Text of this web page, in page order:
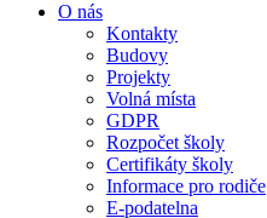
O nás
Kontakty
Budovy
Projekty
Volná místa
GDPR
Rozpočet školy
Certifikáty školy
Informace pro rodiče
E-podatelna